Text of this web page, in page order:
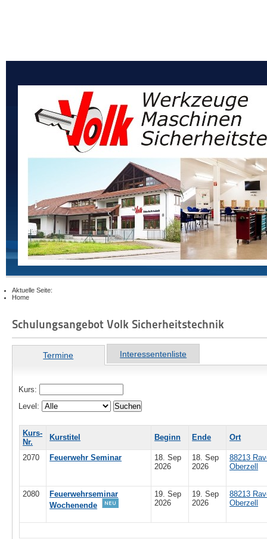
Aktuelle Seite:
Home
Schulungsangebot Volk Sicherheitstechnik
Termine Interessentenliste
Kurs:
Level:
Suchen
Kurs-
Nr.
Kurstitel Beginn Ende Ort
2070 Feuerwehr Seminar
18. Sep
2026
18. Sep
2026
88213
Oberzell
2080
Feuerwehrseminar
Wochenende
19. Sep
2026
19. Sep
2026
88213
Oberzell